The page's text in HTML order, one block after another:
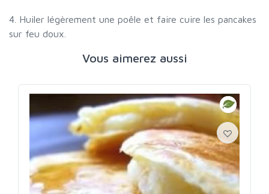
4. Huiler légèrement une poêle et faire cuire les pancakes
sur feu doux.
Vous aimerez aussi